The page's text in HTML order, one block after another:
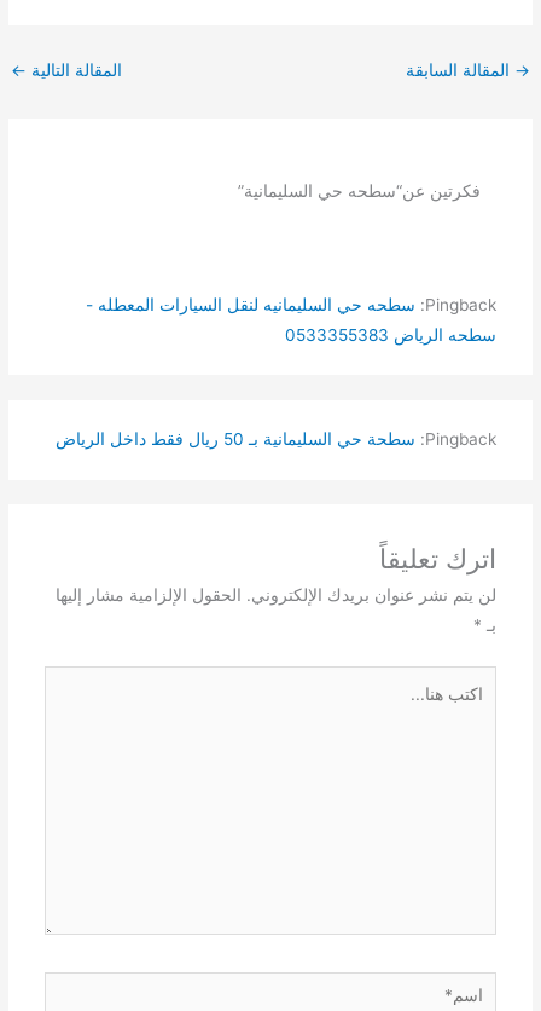
→ المقالة السابقة المقالة التالية ←
فكرتين عن“سطحه حي السليمانية”
Pingback:
سطحه حي السليمانيه لنقل السيارات المعطله -
سطحه الرياض 0533355383
Pingback: سطحة حي السليمانية بـ 50 ريال فقط داخل الرياض
اترك تعليقاً
لن يتم نشر عنوان بريدك الإلكتروني. الحقول الإلزامية مشار إليها
بـ *
اسم*